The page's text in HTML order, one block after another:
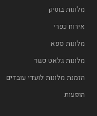
מלונות בוטיק
אירוח כפרי
מלונות ספא
מלונות גלאט כשר
הזמנת מלונות לועדי עובדים
הופעות